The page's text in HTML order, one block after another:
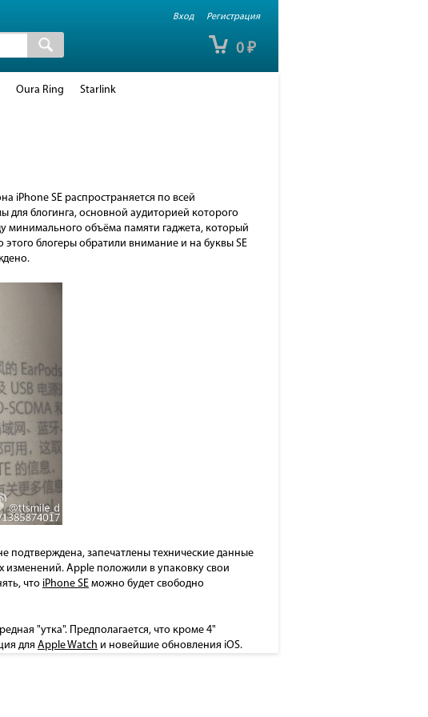
Вход Регистрация
0 ₽
Oura Ring Starlink
iPhone SE распространяется по всей
для блогинга, основной аудиторией которого
минимального объёма памяти гаджета, который
блогеры обратили внимание и на буквы SE
подтверждена, запечатлены технические данные
изменений. Apple положили в упаковку свои
что iPhone SE можно будет свободно
"утка". Предполагается, что кроме 4"
для Apple Watch и новейшие обновления iOS.